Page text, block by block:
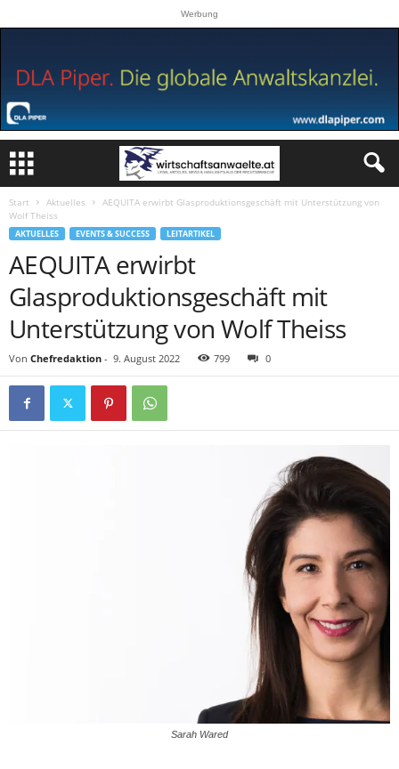
Werbung
Start Aktuelles
AEQUITA erwirbt Glasproduktionsgeschäft mit Unterstützung von
Wolf Theiss
AKTUELLES EVENTS & SUCCESS LEITARTIKEL
AEQUITA erwirbt
Glasproduktionsgeschäft mit
Unterstützung von Wolf Theiss
Von Chefredaktion - 9. August 2022 799 0
Sarah Wared